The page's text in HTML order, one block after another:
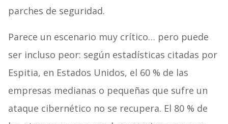
parches de seguridad.
Parece un escenario muy crítico… pero puede
ser incluso peor: según estadísticas citadas por
Espitia, en Estados Unidos, el 60 % de las
empresas medianas o pequeñas que sufre un
ataque cibernético no se recupera. El 80 % de